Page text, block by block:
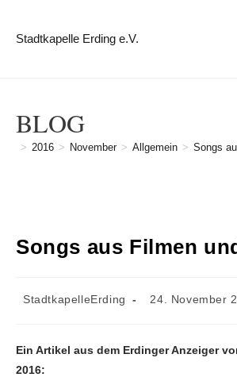
Stadtkapelle Erding e.V.
BLOG
> 2016 > November > Allgemein > Songs
Songs aus Filmen
Beitrags-
StadtkapelleErding
Beitrag
24. November
Ein Artikel aus dem Erdinger Anzeiger
2016: